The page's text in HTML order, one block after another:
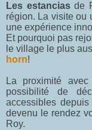
Les estanciasde
région. La visite ou
une expérience
Et pourquoi pas
le village le plus
horn!
La proximité
possibilité de
accessibles depuis
devenu le rendez
Roy.